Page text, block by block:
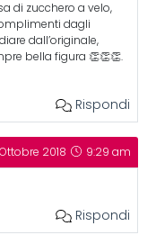
di zucchero a velo,
dagli
dall’originale,
bella figura 👏👏👏.
Rispondi
2018 9:29 am
Rispondi